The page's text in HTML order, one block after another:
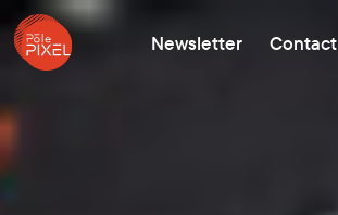
Newsletter Contact